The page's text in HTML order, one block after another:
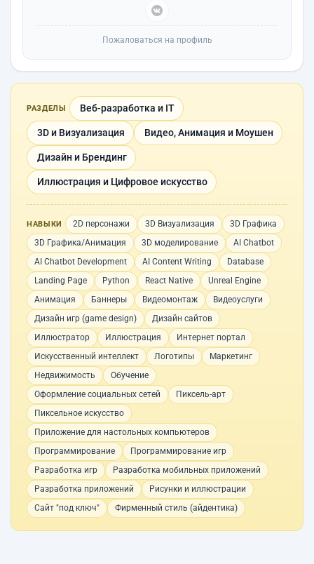
Пожаловаться на профиль
РАЗДЕЛЫ Веб-разработка и IT
3D и Визуализация Видео, Анимация и Моушен
Дизайн и Брендинг
Иллюстрация и Цифровое искусство
НАВЫКИ 2D персонажи 3D Визуализация
3D Графика
3D Графика/Анимация
3D моделирование
AI Chatbot
AI Chatbot Development
AI Content Writing
Database
Landing Page
Python React Native
Unreal Engine
Анимация
Баннеры Видеомонтаж
Видеоуслуги
Дизайн игр (game design)
Дизайн сайтов
Иллюстратор
Иллюстрация
Интернет портал
Искусственный интеллект
Логотипы
Маркетинг
Недвижимость
Обучение
Оформление социальных сетей
Пиксель-арт
Пиксельное искусство
Приложение для настольных компьютеров
Программирование
Программирование игр
Разработка игр
Разработка мобильных приложений
Разработка приложений
Рисунки и иллюстрации
Сайт "под ключ"
Фирменный стиль (айдентика)